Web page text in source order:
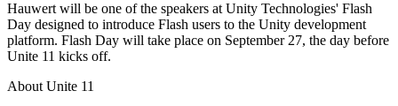
Hauwert will be one of the speakers at Unity Technologies' Flash
Day designed to introduce Flash users to the Unity development
platform. Flash Day will take place on September 27, the day before
Unite 11 kicks off.
About Unite 11